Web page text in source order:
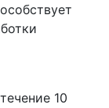
10